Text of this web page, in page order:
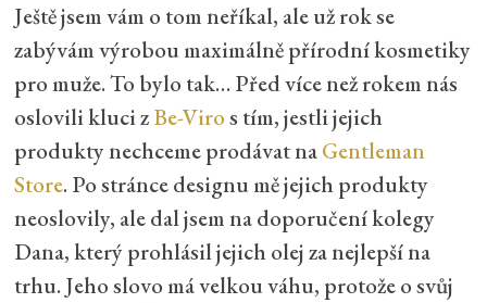
Ještě jsem vám o tom neříkal, ale už rok se
zabývám výrobou maximálně přírodní kosmetiky
pro muže. To bylo tak… Před více než rokem nás
oslovili kluci zBe-Viros tím, jestli jejich
produkty nechceme prodávat naGentleman
Store. Po stránce designu mě jejich produkty
neoslovily, ale dal jsem na doporučení kolegy
Dana, který prohlásil jejich olej za nejlepší na
trhu. Jeho slovo má velkou váhu, protože o svůj